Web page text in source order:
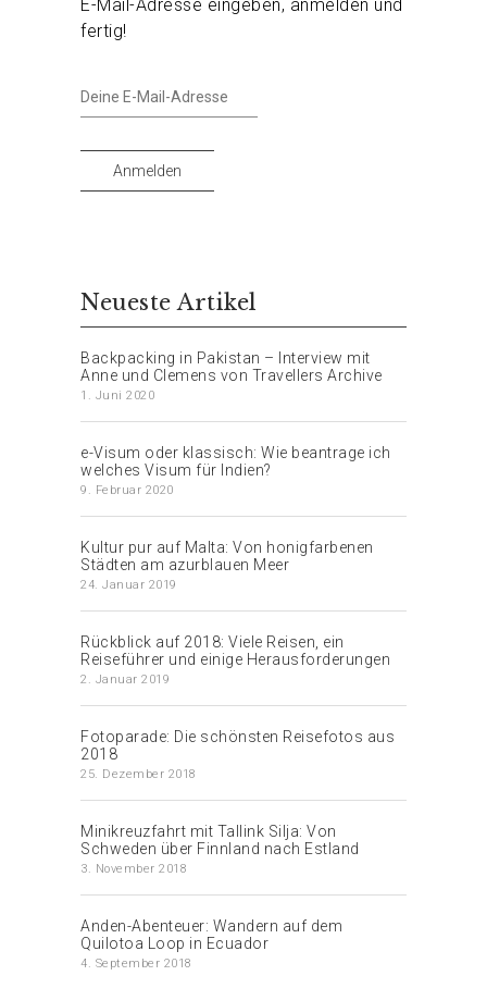
E-Mail-Adresse eingeben, anmelden und
fertig!
Deine
E-
Adresse
Anmelden
Neueste Artikel
Backpacking in Pakistan – Interview mit
Anne und Clemens von Travellers Archive
1. Juni 2020
e-Visum oder klassisch: Wie beantrage ich
welches Visum für Indien?
9. Februar 2020
Kultur pur auf Malta: Von honigfarbenen
Städten am azurblauen Meer
24. Januar 2019
Rückblick auf 2018: Viele Reisen, ein
Reiseführer und einige Herausforderungen
2. Januar 2019
Fotoparade: Die schönsten Reisefotos aus
2018
25. Dezember 2018
Minikreuzfahrt mit Tallink Silja: Von
Schweden über Finnland nach Estland
3. November 2018
Anden-Abenteuer: Wandern auf dem
Quilotoa Loop in Ecuador
4. September 2018